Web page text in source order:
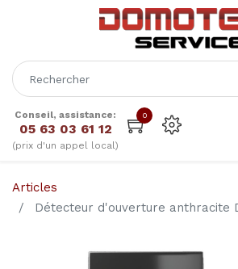
Conseil, assistance:
05 63 03 61 12
(prix d'un appel local)
0
Articles
Détecteur d'ouverture anthracite